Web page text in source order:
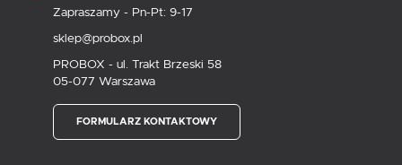
Zapraszamy - Pn-Pt: 9-17
sklep@probox.pl
PROBOX - ul. Trakt Brzeski 58
05-077 Warszawa
FORMULARZ KONTAKTOWY